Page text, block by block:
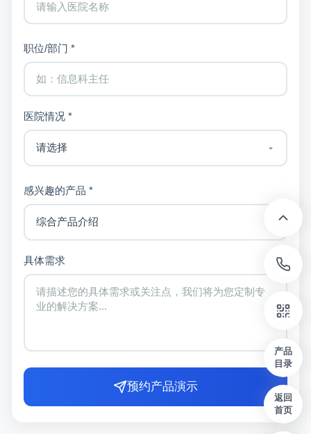
职位/部门 *
医院情况 *
感兴趣的产品 *
具体需求
预约产品演示
产品
目录
返回
首页